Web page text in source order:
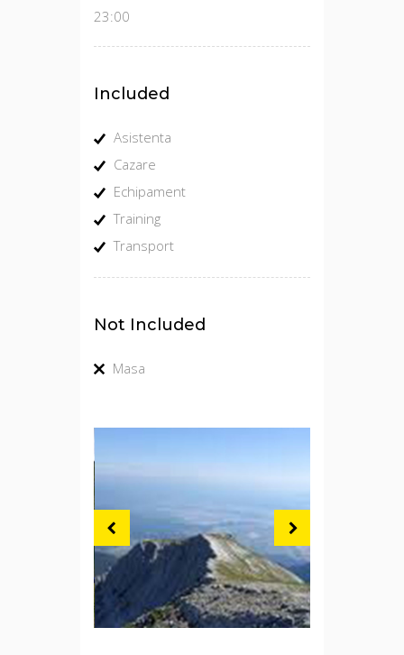
23:00
Included
Asistenta
Cazare
Echipament
Training
Transport
Not Included
Masa